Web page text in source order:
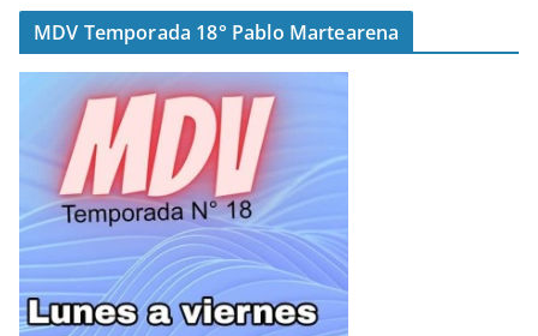
MDV Temporada 18° Pablo Martearena